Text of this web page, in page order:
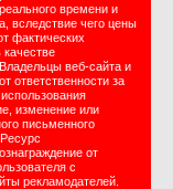
времени и
вследствие чего цены
фактических
веб-сайта и
ответственности за
изменение или
письменного
от
с
рекламодателей.